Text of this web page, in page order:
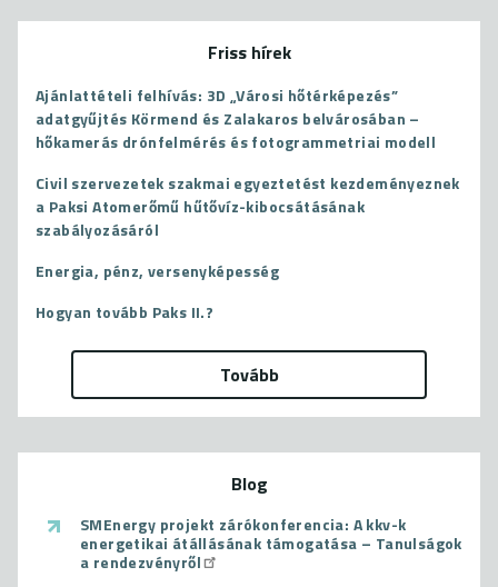
Friss hírek
Ajánlattételi felhívás: 3D „Városi hőtérképezés”
adatgyűjtés Körmend és Zalakaros belvárosában –
hőkamerás drónfelmérés és fotogrammetriai modell
Civil szervezetek szakmai egyeztetést kezdeményeznek
a Paksi Atomerőmű hűtővíz-kibocsátásának
szabályozásáról
Energia, pénz, versenyképesség
Hogyan tovább Paks II.?
Tovább
Blog
SMEnergy projekt zárókonferencia: A kkv-k
energetikai átállásának támogatása – Tanulságok
a rendezvényről